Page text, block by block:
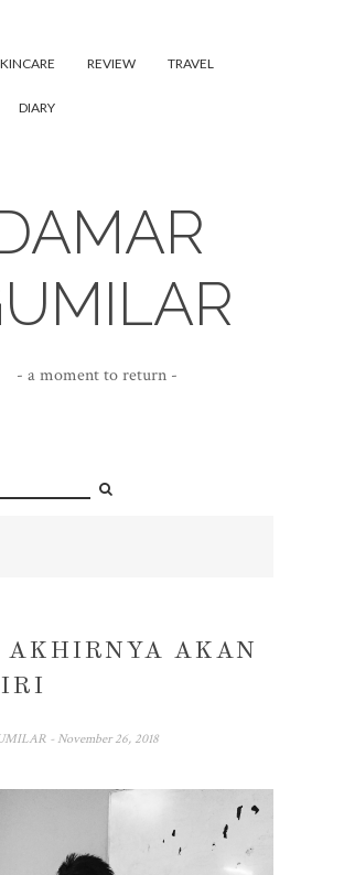
REVIEW TRAVEL
DIARY
- a moment to return -
AKHIRNYA AKAN
- November 26, 2018